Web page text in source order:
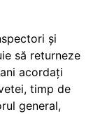
și
să returneze
acordați
timp de
general,